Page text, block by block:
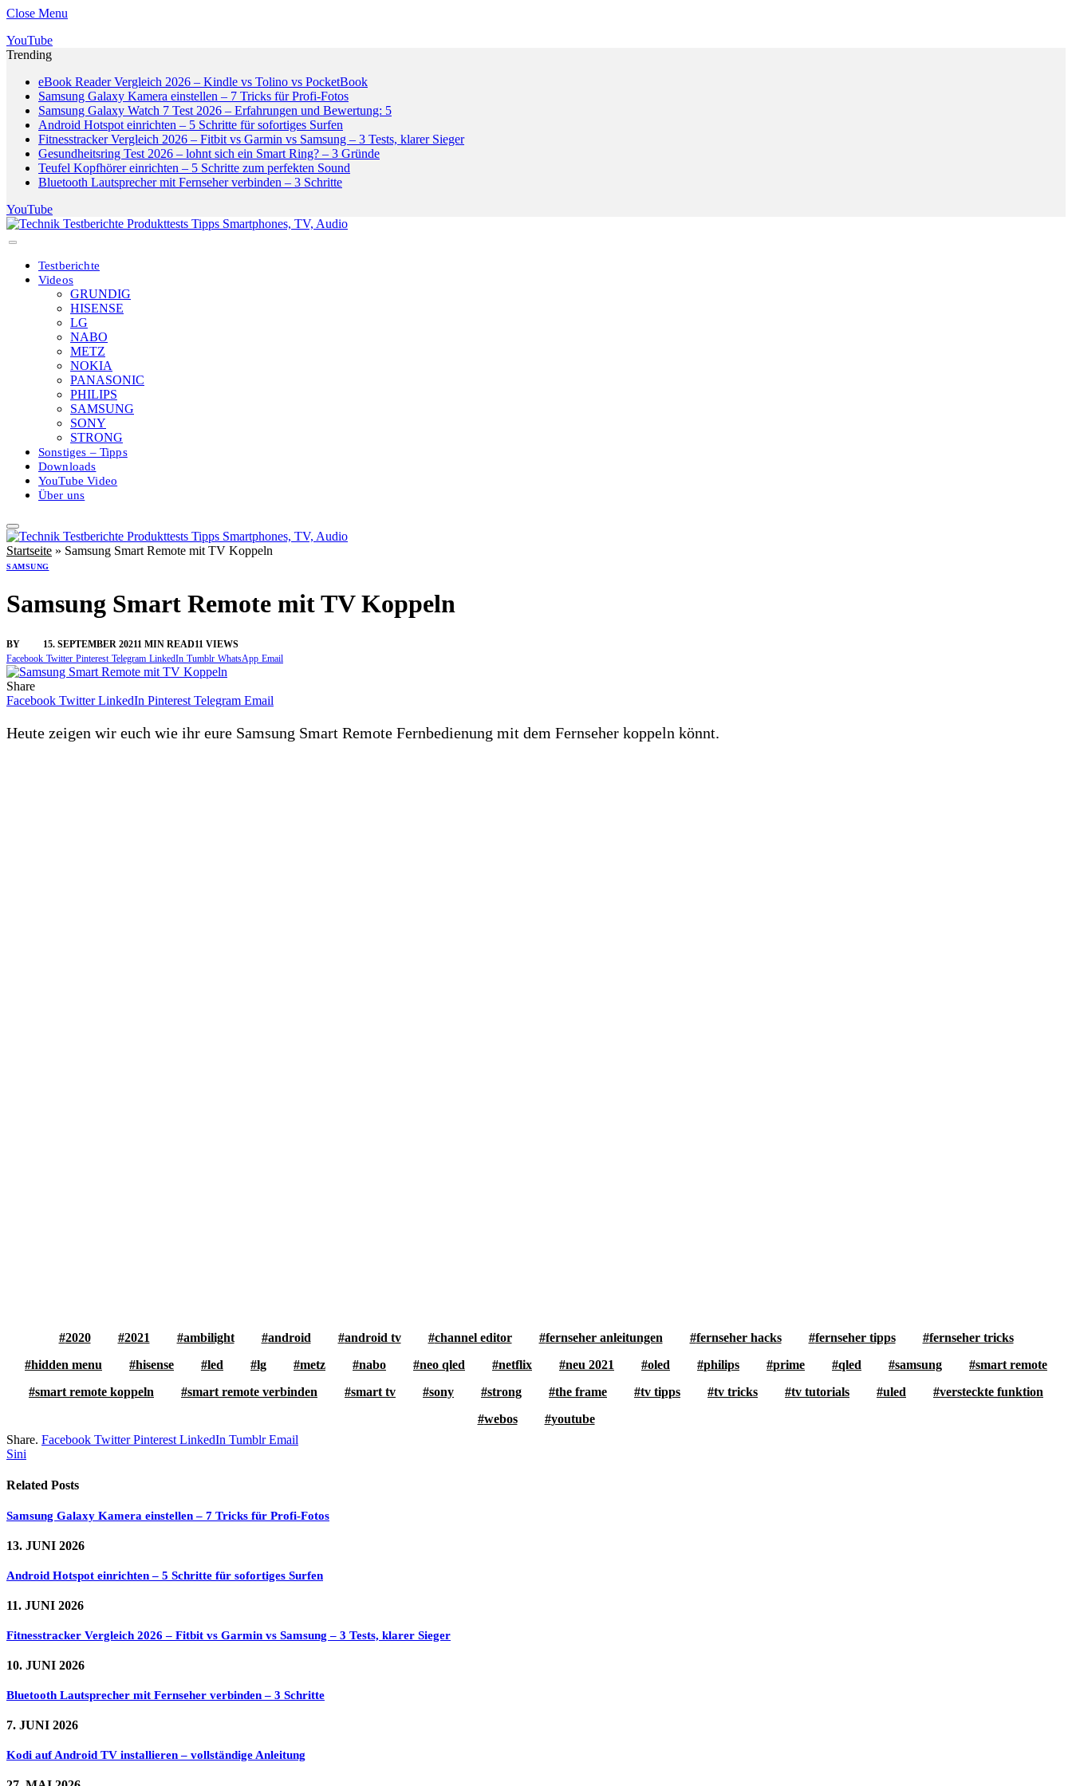
Close Menu
YouTube
Trending
eBook Reader Vergleich 2026 – Kindle vs Tolino vs PocketBook
Samsung Galaxy Kamera einstellen – 7 Tricks für Profi-Fotos
Samsung Galaxy Watch 7 Test 2026 – Erfahrungen und Bewertung: 5
Android Hotspot einrichten – 5 Schritte für sofortiges Surfen
Fitnesstracker Vergleich 2026 – Fitbit vs Garmin vs Samsung – 3 Tests, klarer Sieger
Gesundheitsring Test 2026 – lohnt sich ein Smart Ring? – 3 Gründe
Teufel Kopfhörer einrichten – 5 Schritte zum perfekten Sound
Bluetooth Lautsprecher mit Fernseher verbinden – 3 Schritte
YouTube
Testberichte
Videos
GRUNDIG
HISENSE
LG
NABO
METZ
NOKIA
PANASONIC
PHILIPS
SAMSUNG
SONY
STRONG
Sonstiges – Tipps
Downloads
YouTube Video
Über uns
Startseite » Samsung Smart Remote mit TV Koppeln
SAMSUNG
Samsung Smart Remote mit TV Koppeln
BY 15. SEPTEMBER 20211 MIN READ11 VIEWS
Facebook Twitter Pinterest Telegram LinkedIn Tumblr WhatsApp Email
Share
Facebook Twitter LinkedIn Pinterest Telegram Email
Heute zeigen wir euch wie ihr eure Samsung Smart Remote Fernbedienung mit dem Fernseher koppeln könnt.
2020 2021 ambilight android android tv channel editor fernseher anleitungen fernseher hacks fernseher tipps
fernseher tricks
hidden menu
hisense led lg metz nabo neo qled netflix neu 2021 oled philips prime qled samsung
smart remote
smart remote koppeln
smart remote verbinden smart tv sony strong the frame tv tipps tv tricks tv tutorials uled
versteckte funktion
webos
youtube
Share. Facebook Twitter Pinterest LinkedIn Tumblr Email
Sini
Related Posts
Samsung Galaxy Kamera einstellen – 7 Tricks für Profi-Fotos
13. JUNI 2026
Android Hotspot einrichten – 5 Schritte für sofortiges Surfen
11. JUNI 2026
Fitnesstracker Vergleich 2026 – Fitbit vs Garmin vs Samsung – 3 Tests, klarer Sieger
10. JUNI 2026
Bluetooth Lautsprecher mit Fernseher verbinden – 3 Schritte
7. JUNI 2026
Kodi auf Android TV installieren – vollständige Anleitung